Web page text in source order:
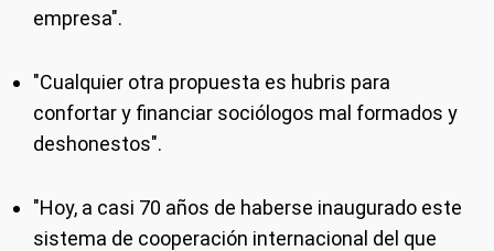
empresa".
"Cualquier otra propuesta es hubris para
confortar y financiar sociólogos mal formados y
deshonestos".
"Hoy, a casi 70 años de haberse inaugurado este
sistema de cooperación internacional del que